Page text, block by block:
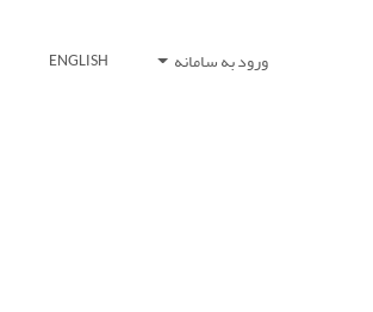
ورود به سامانه ENGLISH